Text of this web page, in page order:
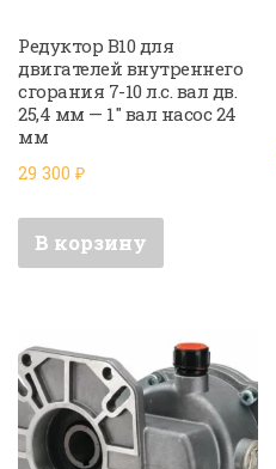
Редуктор B10 для
двигателей внутреннего
сгорания 7-10 л.с. вал дв.
25,4 мм — 1″ вал насос 24
мм
29 300 ₽
В корзину